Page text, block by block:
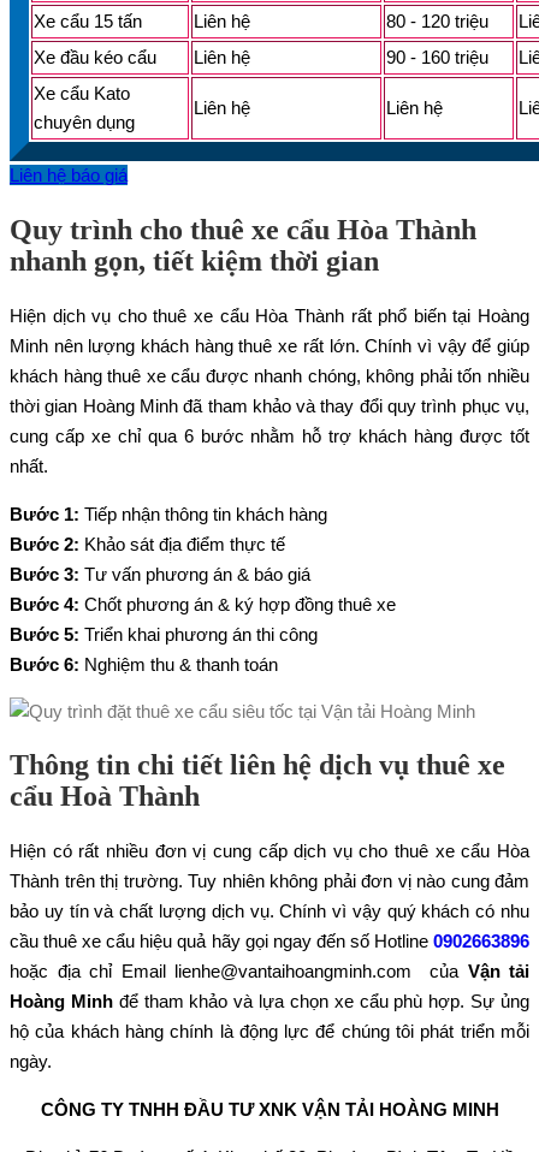
Xe cẩu 15 tấn
Liên hệ 80 - 120 triệu
Xe đầu kéo cẩu
Liên hệ 90 - 160 triệu
Xe cẩu Kato
chuyên dụng
Liên hệ Liên hệ
Liên hệ báo giá
Quy trình cho thuê xe cẩu Hòa Thành
nhanh gọn, tiết kiệm thời gian
Hiện dịch vụ cho thuê xe cẩu Hòa Thành rất phổ biến tại Hoàng
Minh nên lượng khách hàng thuê xe rất lớn. Chính vì vậy để giúp
khách hàng thuê xe cẩu được nhanh chóng, không phải tốn nhiều
thời gian Hoàng Minh đã tham khảo và thay đổi quy trình phục vụ,
cung cấp xe chỉ qua 6 bước nhằm hỗ trợ khách hàng được tốt
nhất.
Bước 1: Tiếp nhận thông tin khách hàng
Bước 2: Khảo sát địa điểm thực tế
Bước 3: Tư vấn phương án & báo giá
Bước 4: Chốt phương án & ký hợp đồng thuê xe
Bước 5: Triển khai phương án thi công
Bước 6: Nghiệm thu & thanh toán
Thông tin chi tiết liên hệ dịch vụ thuê xe
cẩu Hoà Thành
Hiện có rất nhiều đơn vị cung cấp dịch vụ cho thuê xe cẩu Hòa
Thành trên thị trường. Tuy nhiên không phải đơn vị nào cung đảm
bảo uy tín và chất lượng dịch vụ. Chính vì vậy quý khách có nhu
cầu thuê xe cẩu hiệu quả hãy gọi ngay đến số Hotline0902663896
hoặc địa chỉ Email lienhe@vantaihoangminh.com của Vận tải
Hoàng Minhđể tham khảo và lựa chọn xe cẩu phù hợp. Sự ủng
hộ của khách hàng chính là động lực để chúng tôi phát triển mỗi
ngày.
CÔNG TY TNHH ĐẦU TƯ XNK VẬN TẢI HOÀNG MINH